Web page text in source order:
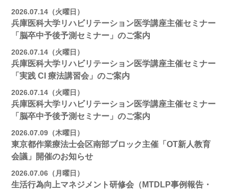
2026.07.14（火曜日）
兵庫医科大学リハビリテーション医学講座主催セミナー
「脳卒中予後予測セミナー」のご案内
2026.07.14（火曜日）
兵庫医科大学リハビリテーション医学講座主催セミナー
「実践 CI 療法講習会」のご案内
2026.07.14（火曜日）
兵庫医科大学リハビリテーション医学講座主催セミナー
「脳卒中予後予測セミナー」のご案内
2026.07.09（木曜日）
東京都作業療法士会区南部ブロック主催「OT新人教育
会議」開催のお知らせ
2026.07.06（月曜日）
生活行為向上マネジメント研修会（MTDLP事例報告・